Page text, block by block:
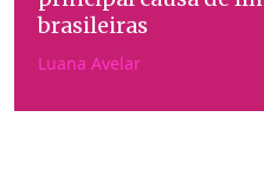
brasileiras
Luana Avelar